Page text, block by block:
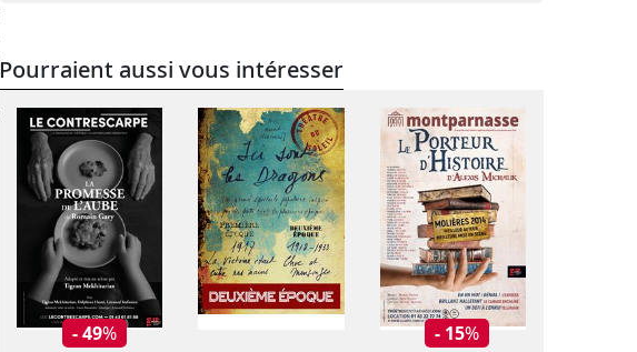
Pourraient aussi vous intéresser
- 49% - 15%